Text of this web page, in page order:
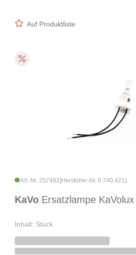
Auf Produktliste
Art.-Nr. 257482 Hersteller-Nr. 0.740.4211
KaVo Ersatzlampe
Inhalt: Stück